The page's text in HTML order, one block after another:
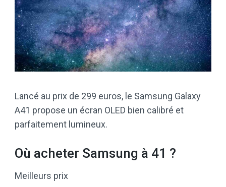
Lancé au prix de 299 euros, le Samsung Galaxy
A41 propose un écran OLED bien calibré et
parfaitement lumineux.
Où acheter Samsung à 41 ?
Meilleurs prix